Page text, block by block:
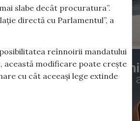
slabe decât procuratura”.
directă cu Parlamentul”, a
reînnoirii mandatului
modificare poate crește
cu cât aceeași lege extinde